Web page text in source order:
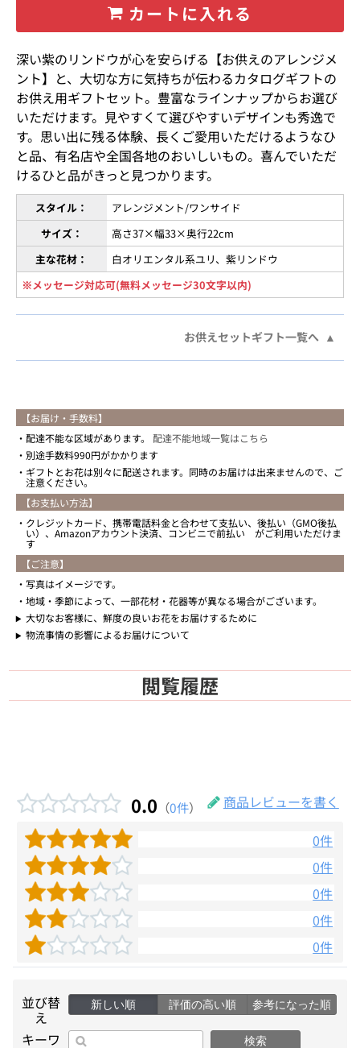
カートに入れる
深い紫のリンドウが心を安らげる【お供えのアレンジメ
ント】と、大切な方に気持ちが伝わるカタログギフトの
お供え用ギフトセット。豊富なラインナップからお選び
いただけます。見やすくて選びやすいデザインも秀逸で
す。思い出に残る体験、長くご愛用いただけるようなひ
と品、有名店や全国各地のおいしいもの。喜んでいただ
けるひと品がきっと見つかります。
スタイル：
アレンジメント/ワンサイド
サイズ：
高さ37×幅33×奥行22cm
主な花材：
白オリエンタル系ユリ、紫リンドウ
※メッセージ対応可(無料メッセージ30文字以内)
お供えセットギフト一覧へ
【お届け・手数料】
配達不能な区域があります。 配達不能地域一覧はこちら
別途手数料990円がかかります
ギフトとお花は別々に配送されます。同時のお届けは出来ませんので、ご
注意ください。
【お支払い方法】
クレジットカード、携帯電話料金と合わせて支払い、後払い（GMO後払
い）、Amazonアカウント決済、コンビニで前払い がご利用いただけま
す
【ご注意】
写真はイメージです。
地域・季節によって、一部花材・花器等が異なる場合がございます。
大切なお客様に、鮮度の良いお花をお届けするために
物流事情の影響によるお届けについて
閲覧履歴
0.0 （0件）
商品レビューを書く
0件
0件
0件
0件
0件
並び替
え
新しい順 評価の高い順 参考になった順
キーワ 検索